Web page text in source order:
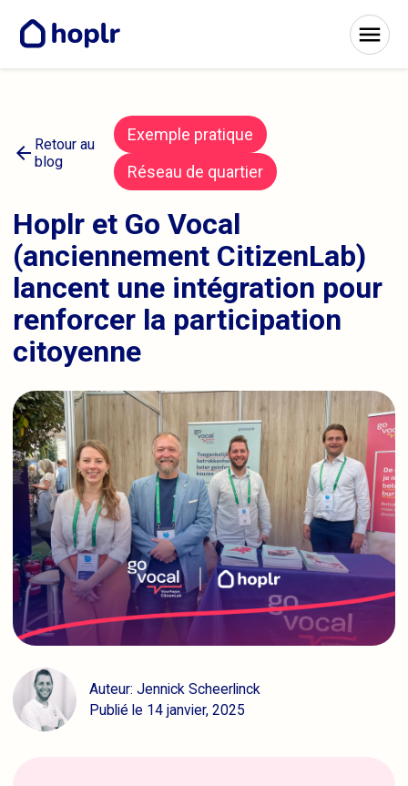
arrow_back Retour au
blog
Exemple pratique
Réseau de quartier
Hoplr et Go Vocal
(anciennement CitizenLab)
lancent une intégration pour
renforcer la participation
citoyenne
Auteur: Jennick Scheerlinck
Publié le 14 janvier, 2025